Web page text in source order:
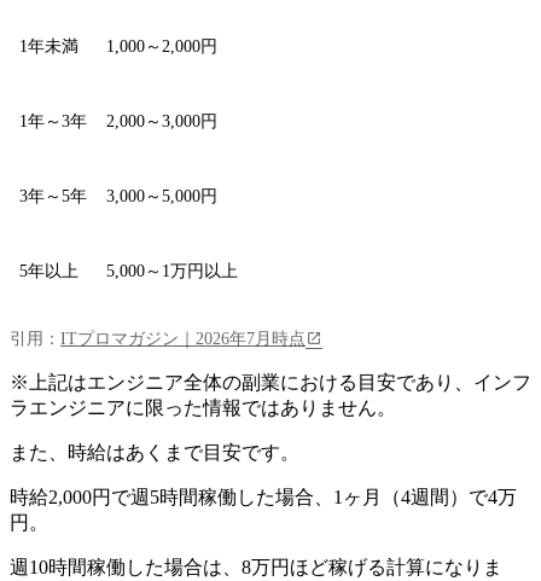
1年未満 1,000～2,000円
1年～3年 2,000～3,000円
3年～5年 3,000～5,000円
5年以上 5,000～1万円以上
引用： ITプロマガジン｜2026年7月時点
※上記はエンジニア全体の副業における目安であり、インフ
ラエンジニアに限った情報ではありません。
また、時給はあくまで目安です。
時給2,000円で週5時間稼働した場合、1ヶ月（4週間）で4万
円。
週10時間稼働した場合は、8万円ほど稼げる計算になりま